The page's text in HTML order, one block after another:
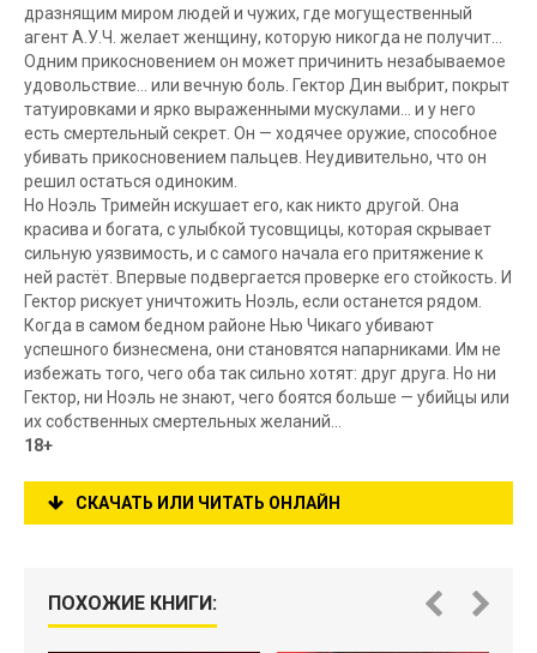
дразнящим миром людей и чужих, где могущественный
агент А.У.Ч. желает женщину, которую никогда не получит…
Одним прикосновением он может причинить незабываемое
удовольствие… или вечную боль. Гектор Дин выбрит, покрыт
татуировками и ярко выраженными мускулами… и у него
есть смертельный секрет. Он — ходячее оружие, способное
убивать прикосновением пальцев. Неудивительно, что он
решил остаться одиноким.
Но Ноэль Тримейн искушает его, как никто другой. Она
красива и богата, с улыбкой тусовщицы, которая скрывает
сильную уязвимость, и с самого начала его притяжение к
ней растёт. Впервые подвергается проверке его стойкость. И
Гектор рискует уничтожить Ноэль, если останется рядом.
Когда в самом бедном районе Нью Чикаго убивают
успешного бизнесмена, они становятся напарниками. Им не
избежать того, чего оба так сильно хотят: друг друга. Но ни
Гектор, ни Ноэль не знают, чего боятся больше — убийцы или
их собственных смертельных желаний…
18+
СКАЧАТЬ ИЛИ ЧИТАТЬ ОНЛАЙН
ПОХОЖИЕ КНИГИ: